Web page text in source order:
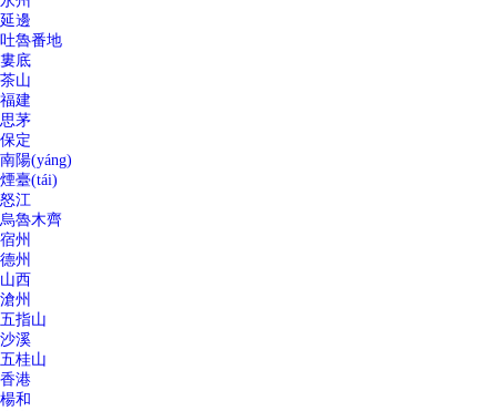
延邊
吐魯番地
婁底
茶山
福建
思茅
保定
南陽(yáng)
煙臺(tái)
怒江
烏魯木齊
宿州
德州
山西
滄州
五指山
沙溪
五桂山
香港
楊和